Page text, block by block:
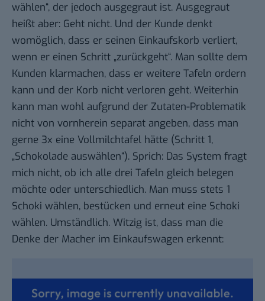
wählen“, der jedoch ausgegraut ist. Ausgegraut
heißt aber: Geht nicht. Und der Kunde denkt
womöglich, dass er seinen Einkaufskorb verliert,
wenn er einen Schritt „zurückgeht“. Man sollte dem
Kunden klarmachen, dass er weitere Tafeln ordern
kann und der Korb nicht verloren geht. Weiterhin
kann man wohl aufgrund der Zutaten-Problematik
nicht von vornherein separat angeben, dass man
gerne 3x eine Vollmilchtafel hätte (Schritt 1,
„Schokolade auswählen“). Sprich: Das System fragt
mich nicht, ob ich alle drei Tafeln gleich belegen
möchte oder unterschiedlich. Man muss stets 1
Schoki wählen, bestücken und erneut eine Schoki
wählen. Umständlich. Witzig ist, dass man die
Denke der Macher im Einkaufswagen erkennt: